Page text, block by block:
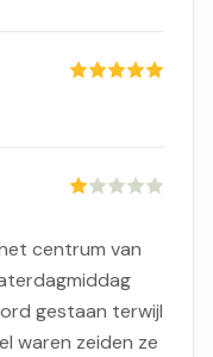
centrum van
gestaan terwijl
waren zeiden ze